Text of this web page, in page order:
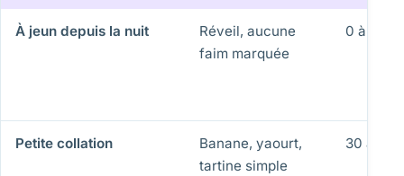
À jeun depuis la nuit
Réveil, aucune
faim marquée
0 à 30
Petite collation
Banane, yaourt,
tartine simple
30 à 60